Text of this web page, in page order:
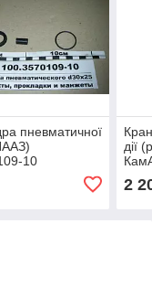
пневматичної
10
дії
2